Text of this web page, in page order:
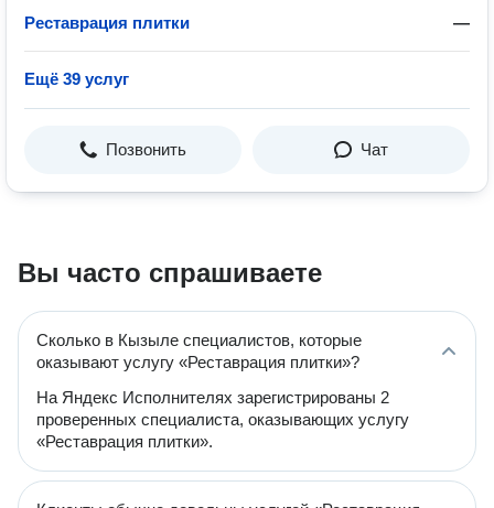
Реставрация плитки —
Ещё 39 услуг
Позвонить Чат
Вы часто спрашиваете
Сколько в Кызыле специалистов, которые
оказывают услугу «Реставрация плитки»?
На Яндекс Исполнителях зарегистрированы 2
проверенных специалиста, оказывающих услугу
«Реставрация плитки».